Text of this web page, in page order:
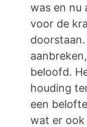
was en nu
voor de
beloofd.
houding
een
wat er ook